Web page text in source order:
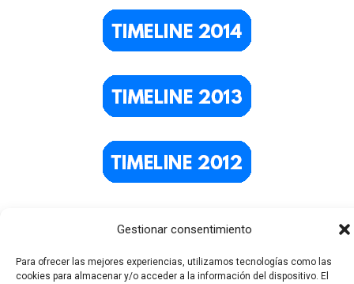
Gestionar consentimiento
Para ofrecer las mejores experiencias, utilizamos tecnologías como las
cookies para almacenar y/o acceder a la información del dispositivo. El